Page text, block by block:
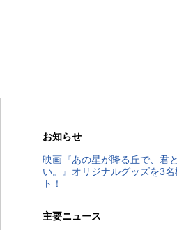
お知らせ
映画『あの星が降る丘で、君
い。』オリジナルグッズを3
ト！
主要ニュース